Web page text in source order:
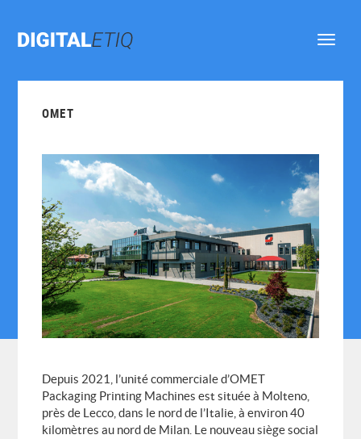
Ouvrir
OMET
Depuis 2021, l’unité commerciale d’OMET
Packaging Printing Machines est située à Molteno,
près de Lecco, dans le nord de l’Italie, à environ 40
kilomètres au nord de Milan. Le nouveau siège social